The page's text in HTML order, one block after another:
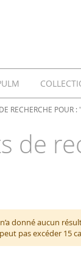
RECHERCHE POUR
de
donné aucun
pas excéder 15